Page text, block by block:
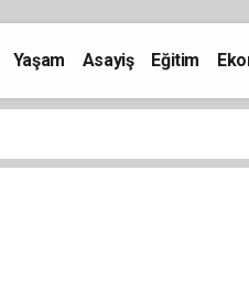
Yaşam Asayiş Eğitim